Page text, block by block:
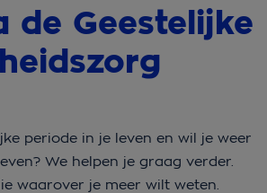
de Geestelijke
periode in je leven en wil je weer
We helpen je graag verder.
waarover je meer wilt weten.